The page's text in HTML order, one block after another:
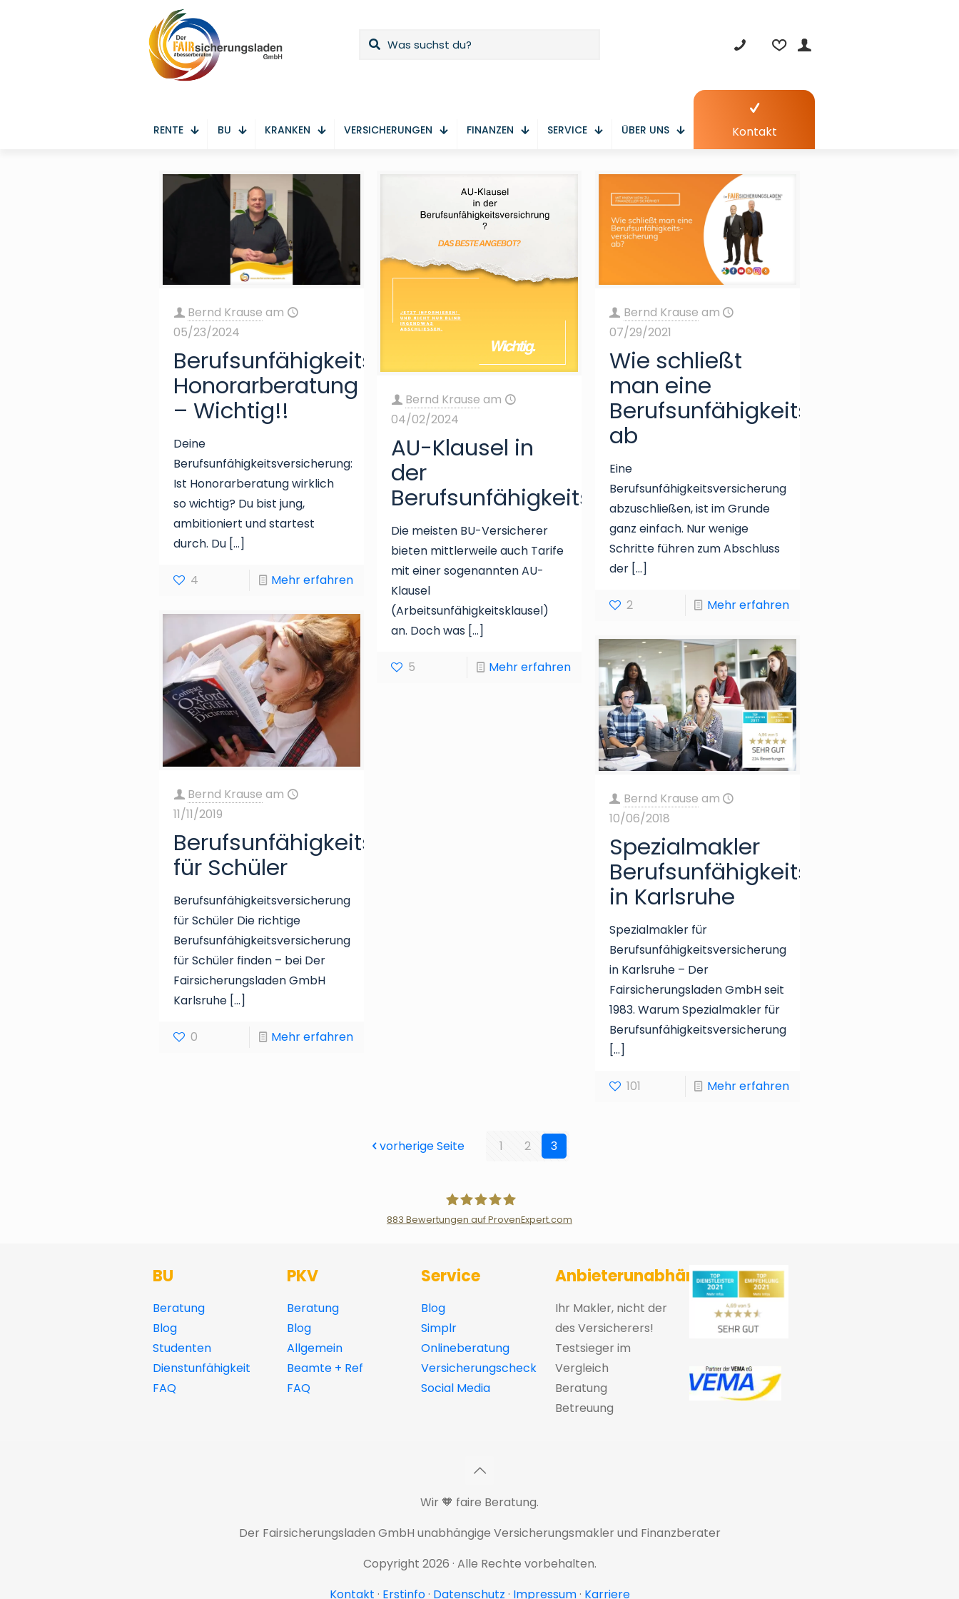
RENTE BU KRANKEN VERSICHERUNGEN FINANZEN SERVICE ÜBER UNS Kontakt
Bernd Krause am
05/23/2024
Berufsunfähigkeitsversicherung
Honorarberatung
– Wichtig!!
Deine
Berufsunfähigkeitsversicherung:
Ist Honorarberatung wirklich
so wichtig? Du bist jung,
ambitioniert und startest
durch. Du […]
4 Mehr erfahren
Bernd Krause am
04/02/2024
AU-Klausel in
der
Berufsunfähigkeitsversicherung
Die meisten BU-Versicherer
bieten mittlerweile auch Tarife
mit einer sogenannten AU-
Klausel
(Arbeitsunfähigkeitsklausel)
an. Doch was […]
5 Mehr erfahren
Bernd Krause am
07/29/2021
Wie schließt
man eine
Berufsunfähigkeitsversicherung
ab
Eine
Berufsunfähigkeitsversicherung
abzuschließen, ist im Grunde
ganz einfach. Nur wenige
Schritte führen zum Abschluss
der[…]
2 Mehr erfahren
Bernd Krause am
11/11/2019
Berufsunfähigkeitsversicherung
für Schüler
Berufsunfähigkeitsversicherung
für Schüler Die richtige
Berufsunfähigkeitsversicherung
für Schüler finden – bei Der
Fairsicherungsladen GmbH
Karlsruhe […]
0 Mehr erfahren
Bernd Krause am
10/06/2018
Spezialmakler
Berufsunfähigkeitsversicherung
in Karlsruhe
Spezialmakler für
Berufsunfähigkeitsversicherung
in Karlsruhe – Der
Fairsicherungsladen GmbH seit
1983. Warum Spezialmakler für
Berufsunfähigkeitsversicherung
[…]
101 Mehr erfahren
vorherige Seite 1 2 3
883 Bewertungen auf ProvenExpert.com
BU
Beratung
Blog
Studenten
Dienstunfähigkeit
FAQ
PKV
Beratung
Blog
Allgemein
Beamte + Ref
FAQ
Service
Blog
Simplr
Onlineberatung
Versicherungscheck
Social Media
Anbieterunabhängig
Ihr Makler, nicht der
des Versicherers!
Testsieger im
Vergleich
Beratung
Betreuung
Wir 🧡 faire Beratung.
Der Fairsicherungsladen GmbH unabhängige Versicherungsmakler und Finanzberater
Copyright 2026 · Alle Rechte vorbehalten.
Kontakt · Erstinfo· Datenschutz · Impressum· Karriere